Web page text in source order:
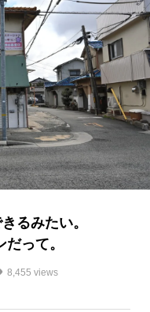
るみたい。
って。
8,455 views